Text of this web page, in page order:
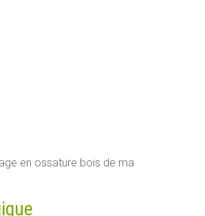
en ossature bois de ma